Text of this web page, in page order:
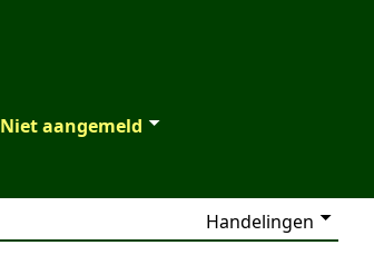
Niet aangemeld
Handelingen